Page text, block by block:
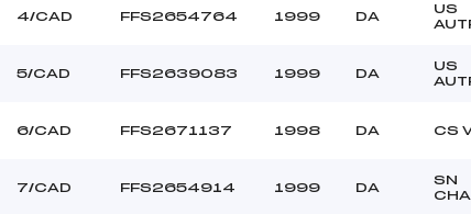
4/CAD FFS2654764 1999 DA
US
5/CAD FFS2639083 1999 DA
US
6/CAD FFS2671137 1998 DA CS
7/CAD FFS2654914 1999 DA
SN